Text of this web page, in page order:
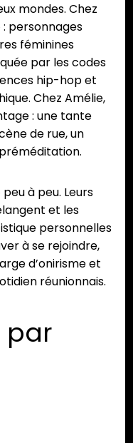
mondes. Chez
: personnages
féminines
par les codes
hip-hop et
Chez Amélie,
: une tante
de rue, un
à peu. Leurs
et les
personnelles
à se rejoindre,
d’onirisme et
réunionnais.
par